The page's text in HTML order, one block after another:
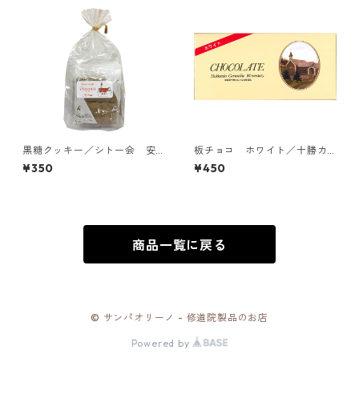
黒糖クッキー／シトー会 安
心院（あじむ）トラピスチヌ
修道院
¥350
板チョコ ホワイト／十勝カ
ルメル会修道院
¥450
商品一覧に戻る
© サンパオリーノ - 修道院製品のお店
Powered by